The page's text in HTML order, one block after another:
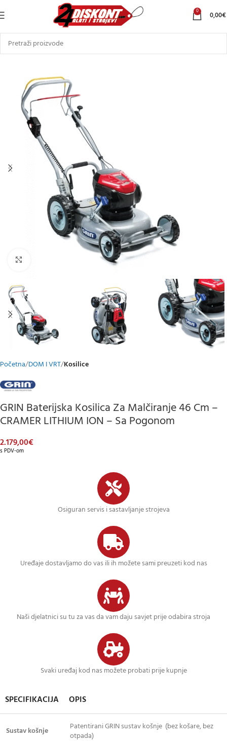
0 0,00€
Početna DOM I VRT Kosilice
GRIN Baterijska Kosilica Za Malčiranje 46 Cm –
CRAMER LITHIUM ION – Sa Pogonom
2.179,00€
s PDV-om
Osiguran servis i sastavljanje strojeva
Uređaje dostavljamo do vas ili ih možete sami preuzeti kod nas
Naši djelatnici su tu za vas da vam daju savjet prije odabira stroja
Svaki uređaj kod nas možete probati prije kupnje
SPECIFIKACIJA OPIS
Sustav košnje
Patentirani GRIN sustav košnje (bez košare, bez
otpada)